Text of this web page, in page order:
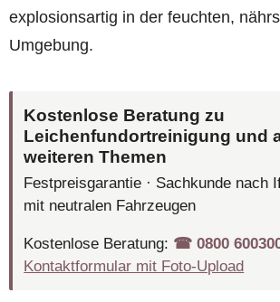
explosionsartig in der feuchten,
Umgebung.
Kostenlose Beratung zu
Leichenfundortreinigung und
weiteren Themen
Festpreisgarantie · Sachkunde nach
mit neutralen Fahrzeugen
Kostenlose Beratung: ☎︎ 0800
Kontaktformular mit Foto-Upload